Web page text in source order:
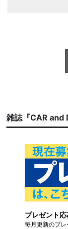
雑誌『CAR and
プレゼント応
毎月更新のプ